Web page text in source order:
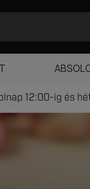
12:00-ig és